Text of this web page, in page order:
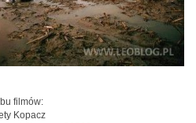
filmów:
Kopacz